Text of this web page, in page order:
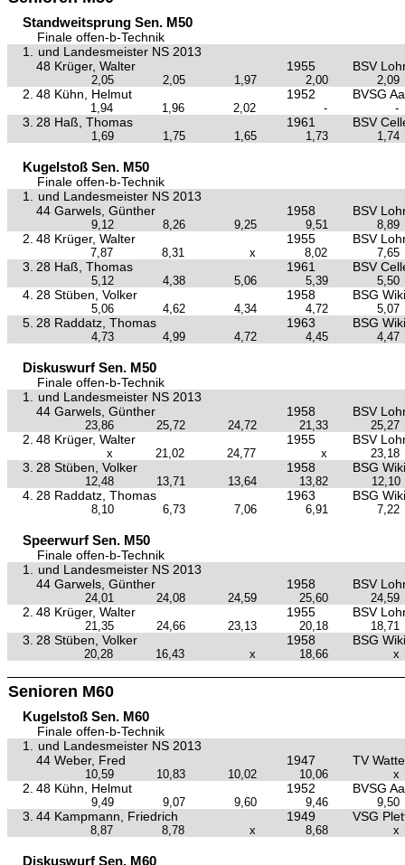
Standweitsprung Sen. M50
Finale offen-b-Technik
1.
und Landesmeister NS 2013
48 Krüger, Walter
1955 BSV
2,05 2,05 1,97 2,00 2,09
2. 48 Kühn, Helmut 1952 BVSG
1,94 1,96 2,02 - -
3. 28 Haß, Thomas 1961 BSV
1,69 1,75 1,65 1,73 1,74
Kugelstoß Sen. M50
Finale offen-b-Technik
1.
und Landesmeister NS 2013
44 Garwels, Günther
1958 BSV
9,12 8,26 9,25 9,51 8,89
2. 48 Krüger, Walter 1955 BSV
7,87 8,31 x 8,02 7,65
3. 28 Haß, Thomas 1961 BSV
5,12 4,38 5,06 5,39 5,50
4. 28 Stüben, Volker 1958 BSG
5,06 4,62 4,34 4,72 5,07
5. 28 Raddatz, Thomas 1963 BSG
4,73 4,99 4,72 4,45 4,47
Diskuswurf Sen. M50
Finale offen-b-Technik
1.
und Landesmeister NS 2013
44 Garwels, Günther
1958 BSV
23,86 25,72 24,72 21,33 25,27
2. 48 Krüger, Walter 1955 BSV
x 21,02 24,77 x 23,18
3. 28 Stüben, Volker 1958 BSG
12,48 13,71 13,64 13,82 12,10
4. 28 Raddatz, Thomas 1963 BSG
8,10 6,73 7,06 6,91 7,22
Speerwurf Sen. M50
Finale offen-b-Technik
1.
und Landesmeister NS 2013
44 Garwels, Günther
1958 BSV
24,01 24,08 24,59 25,60 24,59
2. 48 Krüger, Walter 1955 BSV
21,35 24,66 23,13 20,18 18,71
3. 28 Stüben, Volker 1958 BSG
20,28 16,43 x 18,66 x
Senioren M60
Kugelstoß Sen. M60
Finale offen-b-Technik
1.
und Landesmeister NS 2013
44 Weber, Fred
1947 TV
10,59 10,83 10,02 10,06 x
2. 48 Kühn, Helmut 1952 BVSG
9,49 9,07 9,60 9,46 9,50
3. 44 Kampmann, Friedrich 1949 VSG
8,87 8,78 x 8,68 x
Diskuswurf Sen. M60